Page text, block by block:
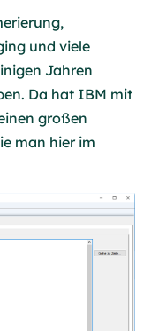
und viele
Jahren
Da hat IBM mit
großen
man hier im